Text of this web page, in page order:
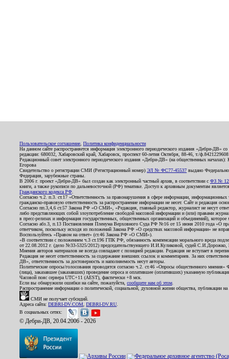
Пользовательское соглашение Политика конфиденциальности
На данном сайте распространяется информация электронного периодического издания «Дебри-
редакции: 680032, Хабаровский край, Хабаровск, проспект 60-летия Октября, 88-46, т./
Редакционный совет электронного периодического издания «Дебри-ДВ» (на
Егорова
Свидетельство о регистрации СМИ (Регистрационный номер) ЭЛ № ФС77-45537 выдано
Федерация, зарубежные страны.
В 2006 г. проект «Дебри-ДВ» был создан как электронный частный архив, в соответствии с ФЗ № 125
книги, а также рукописи по дальневосточной (РФ) тематике. Доступ к архивным документам
Гражданского кодекса РФ
Согласно ч.2. п.3. ст.17 «Ответственность за правонарушения в сфере информации,
гражданско-правовую ответственность за распространение информации не несет. Сайт и редакция
Согласно пп.3,4,6 ст.57 Закона РФ «О СМИ», «Редакция, главный редактор, журналист не несут
либо представляющих собой злоупотребление свободой массовой информации и (или) правами
в пресс-релизах и информация государственных, общественных организаций и объединений),
Согласно абз.3, п.13 Постановления Пленума Верховного Суда РФ №16 от 15 июня 2010 года «О
ответчиком, поскольку исходя из положений Закона РФ «О средствах массовой информации» не
Воспользуйтесь «Правом на ответ» (ст.46 Закона РФ «О СМИ»).
«В соответствии с положением ч.3 ст.196 ГПК РФ, обязанность компенсации морального вреда
от 22.08.2012 г. (дело №33-5325/2012) председательствующего И.И.Куликовой, судей С.И.Дорожко,
Мнения авторов материалов не всегда совпадают с позицией редакции. Редакция не вступает в
Редакция не несет ответственность за содержание внешних ссылок и комментариев. За них
ДВ», ответственность за достоверность и наполняемость несут авторы.
Политические опросы/голосования проводятся согласно ч.2. ст.46 «Опросы общественного
(лица), заказавшее (заказавших) проведение опроса и оплатившее (оплативших) указанную
Часовой пояс сервера UTC+11 (AEST), фактически +8 мск.
Если вы обнаружили ошибки на сайте, пожалуйста, сообщите нам об этом
Распространение информации о политической, социальной, духовной жизни общества,
СМИ не получает субсидий.
Адреса сайта: DEBRI-DV.COM DEBRI-DV.RU
В социальных сетях:
© Дебри-ДВ, 20.04.2006 - 2026